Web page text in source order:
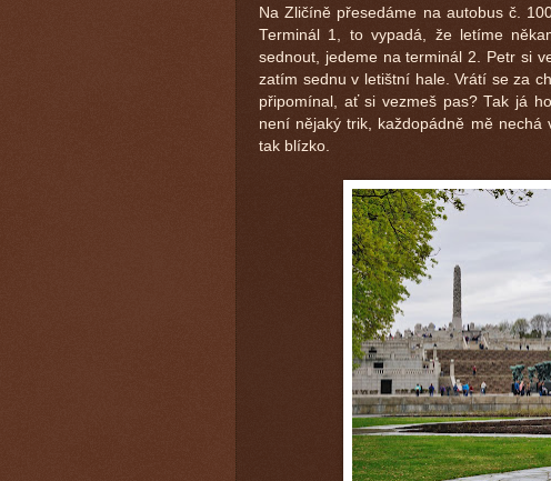
Na Zličíně přesedáme na autobus č.
Terminál 1, to vypadá, že letíme
sednout, jedeme na terminál 2. Petr si
zatím sednu v letištní hale. Vrátí se za
připomínal, ať si vezmeš pas? Tak já
není nějaký trik, každopádně mě
tak blízko.